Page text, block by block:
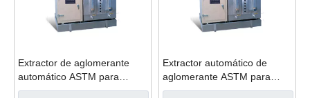
Extractor de aglomerante
automático ASTM para
contenido de betún
Extractor automático de
aglomerante ASTM para
aparatos de extracción